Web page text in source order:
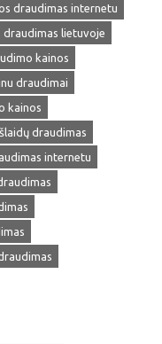
draudimas internetu
draudimas lietuvoje
kainos
draudimai
kainos
draudimas
internetu